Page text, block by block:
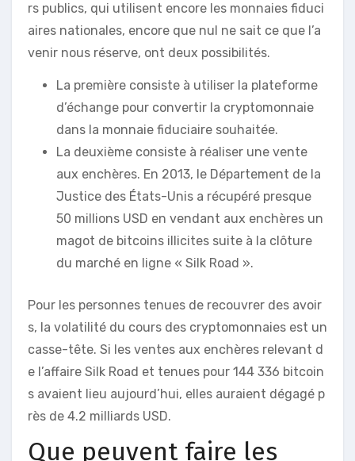
rs publics, qui utilisent encore les monnaies fiduci
aires nationales, encore que nul ne sait ce que l’a
venir nous réserve, ont deux possibilités.
La première consiste à utiliser la plateforme
d’échange pour convertir la cryptomonnaie
dans la monnaie fiduciaire souhaitée.
La deuxième consiste à réaliser une vente
aux enchères. En 2013, le Département de la
Justice des États-Unis a récupéré presque
50 millions USD en vendant aux enchères un
magot de bitcoins illicites suite à la clôture
du marché en ligne « Silk Road ».
Pour les personnes tenues de recouvrer des avoir
s, la volatilité du cours des cryptomonnaies est un
casse-tête. Si les ventes aux enchères relevant d
e l’affaire Silk Road et tenues pour 144 336 bitcoin
s avaient lieu aujourd’hui, elles auraient dégagé p
rès de 4.2 milliards USD.
Que peuvent faire les